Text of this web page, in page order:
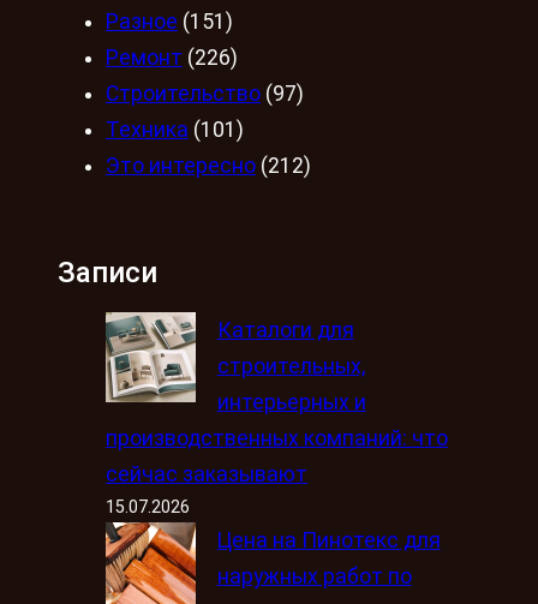
Разное (151)
Ремонт (226)
Строительство (97)
Техника (101)
Это интересно (212)
Записи
Каталоги для
строительных,
интерьерных и
производственных компаний: что
сейчас заказывают
15.07.2026
Цена на Пинотекс для
наружных работ по